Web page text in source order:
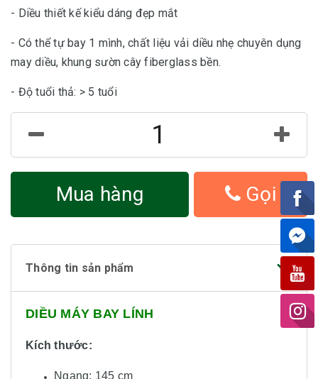
- Diều thiết kế kiểu dáng đẹp mắt
- Có thể tự bay 1 mình, chất liệu vải diều nhẹ chuyên dụng
may diều, khung sườn cây fiberglass bền.
- Độ tuổi thả: > 5 tuổi
Mua hàng Gọi
Thông tin sản phẩm
DIỀU MÁY BAY LÍNH
Kích thước:
Ngang: 145 cm